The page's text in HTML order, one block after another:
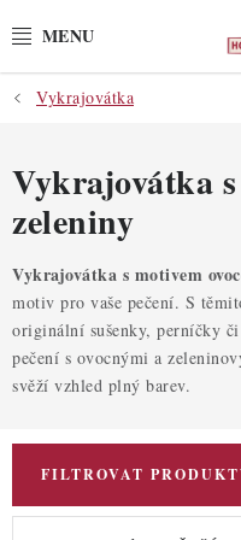
na
POTŘEBY
POMŮCKY
SUROVINY
DEKORACE
PRO OSLAVY
POCHUTINY
Vykrajovátka
Vykrajovátka
zeleniny
Vykrajovátka s motivem
motiv pro vaše pečení. S
originální sušenky, perníčky
pečení s ovocnými a
svěží vzhled plný barev.
FILTROVAT
V
Ř